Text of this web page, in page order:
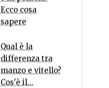
Ecco cosa
sapere
Qual è la
differenza tra
manzo e vitello?
Cos'è il…